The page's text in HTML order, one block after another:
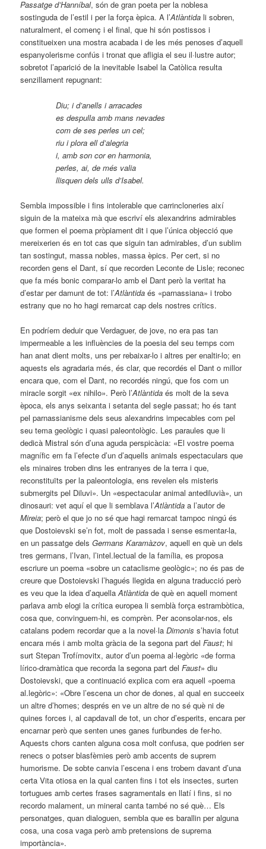
Passatge d’Hanníbal, són de gran poeta per la noblesa
sostinguda de l’estil i per la força èpica. A l’Atlàntida li sobren,
naturalment, el començ i el final, que hi són postissos i
constitueixen una mostra acabada i de les més penoses d’aquell
espanyolerisme confús i tronat que afligia el seu il·lustre autor;
sobretot l’aparició de la inevitable Isabel la Catòlica resulta
senzillament repugnant:
Diu; i d’anells i arracades
es despulla amb mans nevades
com de ses perles un cel;
riu i plora ell d’alegria
i, amb son cor en harmonia,
perles, ai, de més valia
llisquen dels ulls d’Isabel.
Sembla impossible i fins intolerable que carrincloneries així
siguin de la mateixa mà que escriví els alexandrins admirables
que formen el poema pròpiament dit i que l’única objecció que
mereixerien és en tot cas que siguin tan admirables, d’un sublim
tan sostingut, massa nobles, massa èpics. Per cert, si no
recorden gens el Dant, sí que recorden Leconte de Lisle; reconec
que fa més bonic comparar-lo amb el Dant però la veritat ha
d’estar per damunt de tot: l’Atlàntida és «parnassiana» i trobo
estrany que no ho hagi remarcat cap dels nostres crítics.
En podríem deduir que Verdaguer, de jove, no era pas tan
impermeable a les influències de la poesia del seu temps com
han anat dient molts, uns per rebaixar-lo i altres per enaltir-lo; en
aquests els agradaria més, és clar, que recordés el Dant o millor
encara que, com el Dant, no recordés ningú, que fos com un
miracle sorgit «ex nihilo». Però l’Atlàntida és molt de la seva
època, els anys seixanta i setanta del segle passat; ho és tant
pel parnassianisme dels seus alexandrins impecables com pel
seu tema geològic i quasi paleontològic. Les paraules que li
dedicà Mistral són d’una aguda perspicàcia: «El vostre poema
magnífic em fa l’efecte d’un d’aquells animals espectaculars que
els minaires troben dins les entranyes de la terra i que,
reconstituïts per la paleontologia, ens revelen els misteris
submergits pel Diluvi». Un «espectacular animal antediluvià», un
dinosauri: vet aquí el que li semblava l’Atlàntida a l’autor de
Mireia; però el que jo no sé que hagi remarcat tampoc ningú és
que Dostoievski se’n fot, molt de passada i sense esmentar-la,
en un passatge delsGermans Karamàzov, aquell en què un dels
tres germans, l’Ivan, l’intel.lectual de la família, es proposa
escriure un poema «sobre un cataclisme geològic»; no és pas de
creure que Dostoievski l’hagués llegida en alguna traducció però
es veu que la idea d’aquellaAtlàntida de què en aquell moment
parlava amb elogi la crítica europea li semblà força estrambòtica,
cosa que, convinguem-hi, es comprèn. Per aconsolar-nos, els
catalans podem recordar que a la novel·laDimonis s’havia fotut
encara més i amb molta gràcia de la segona part delFaust; hi
surt Stepan Trofímovitx, autor d’un poema al·legòric «de forma
lírico-dramàtica que recorda la segona part delFaust» diu
Dostoievski, que a continuació explica com era aquell «poema
al.legòric»: «Obre l’escena un chor de dones, al qual en succeeix
un altre d’homes; després en ve un altre de no sé què ni de
quines forces i, al capdavall de tot, un chor d’esperits, encara per
encarnar però que senten unes ganes furibundes de fer-ho.
Aquests chors canten alguna cosa molt confusa, que podrien ser
renecs o potser blasfèmies però amb accents de suprem
humorisme. De sobte canvia l’escena i ens trobem davant d’una
certa Vita otiosa en la qual canten fins i tot els insectes, surten
tortugues amb certes frases sagramentals en llatí i fins, si no
recordo malament, un mineral canta també no sé què… Els
personatges, quan dialoguen, sembla que es barallin per alguna
cosa, una cosa vaga però amb pretensions de suprema
importància».